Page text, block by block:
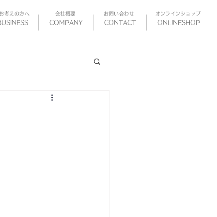
COMPANY CONTACT ONLINESHOP
考えの方へ 会社概要 お問い合わせ ​オンラインショップ